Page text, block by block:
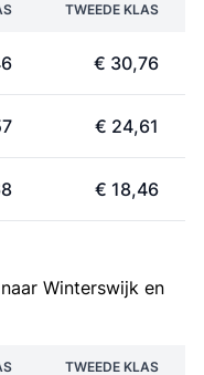
TWEEDE KLAS
€ 30,76
€ 24,61
€ 18,46
Winterswijk en
TWEEDE KLAS